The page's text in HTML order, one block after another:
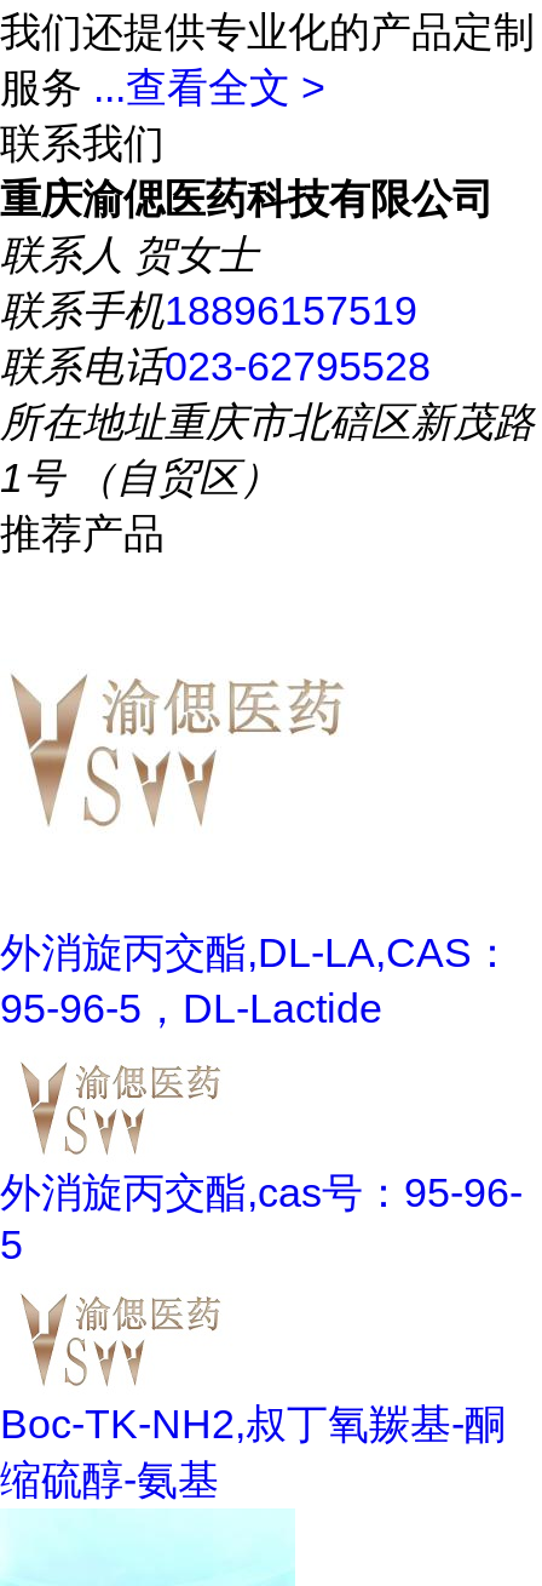
我们还提供专业化的产品定制
服务 ...查看全文 >
联系我们
重庆渝偲医药科技有限公司
联系人 贺女士
联系手机18896157519
联系电话023-62795528
所在地址重庆市北碚区新茂路
1号 （自贸区）
推荐产品
外消旋丙交酯,DL-LA,CAS：
95-96-5，DL-Lactide
外消旋丙交酯,cas号：95-96-
5
Boc-TK-NH2,叔丁氧羰基-酮
缩硫醇-氨基